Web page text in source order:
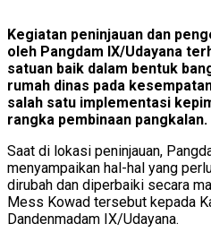
Kegiatan peninjauan dan
oleh Pangdam IX/Udayana
satuan baik dalam bentuk
rumah dinas pada
salah satu implementasi
rangka pembinaan pangkalan.
Saat di lokasi peninjauan,
menyampaikan hal-hal yang
dirubah dan diperbaiki secara
Mess Kowad tersebut kepada
Dandenmadam IX/Udayana.